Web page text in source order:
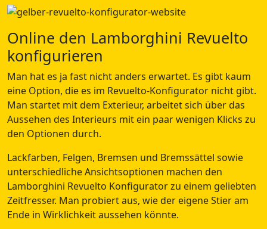
Online den Lamborghini Revuelto
konfigurieren
Man hat es ja fast nicht anders erwartet. Es gibt kaum
eine Option, die es im Revuelto-Konfigurator nicht gibt.
Man startet mit dem Exterieur, arbeitet sich über das
Aussehen des Interieurs mit ein paar wenigen Klicks zu
den Optionen durch.
Lackfarben, Felgen, Bremsen und Bremssättel sowie
unterschiedliche Ansichtsoptionen machen den
Lamborghini Revuelto Konfigurator zu einem geliebten
Zeitfresser. Man probiert aus, wie der eigene Stier am
Ende in Wirklichkeit aussehen könnte.